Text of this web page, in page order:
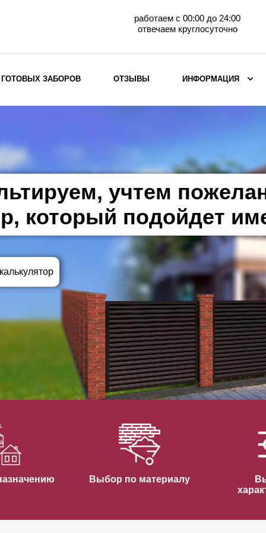
работаем с 00:00 до 24:00
отвечаем круглосуточно
горизонтального
Металлические заборы для дачи
Забор жалюзи с кирпичными столбами
Металлические заборы
Металлические ограждения
ВЫБОР ПО ХАРАКТЕРИСТИКАМ
Горизонтальные заборы
Высокие заборы
Красивые, дизайнерские заборы
ВЫБОР ПО СПОСОБУ МОНТАЖА
Заборы под ключ
Готовые заборы
Быстровозводимые заборы
ЗАБОРОВ ОТЗЫВЫ ИНФОРМАЦИЯ
учтем
который подойдет
Выбор по материалу